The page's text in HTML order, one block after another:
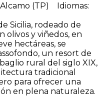
Alcamo (TP) Idiomas:
Sicilia, rodeado de
olivos y viñedos, en
hectáreas, se
un resort de
rural del siglo XIX,
tradicional
para ofrecer una
en plena naturaleza.